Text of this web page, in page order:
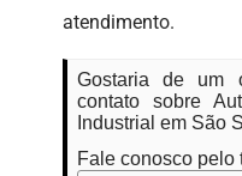
atendimento.
Gostaria de um
contato sobre
Industrial em São
Fale conosco pelo